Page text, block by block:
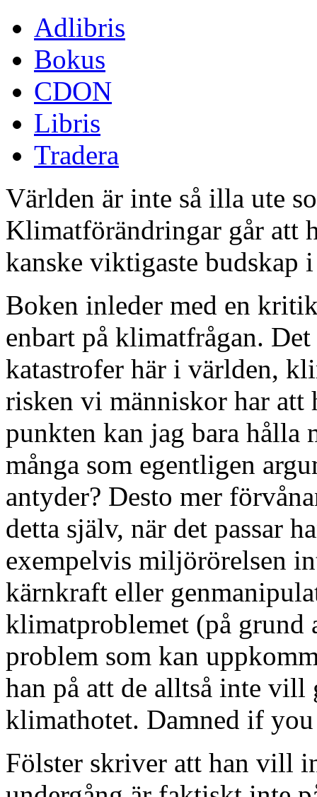
Adlibris
Bokus
CDON
Libris
Tradera
Världen är inte så illa ute
Klimatförändringar går att
kanske viktigaste budskap
Boken inleder med en
enbart på klimatfrågan.
katastrofer här i världen,
risken vi människor har att
punkten kan jag bara hålla
många som egentligen
antyder? Desto mer
detta själv, när det passar
exempelvis miljörörelsen
kärnkraft eller
klimatproblemet (på grund
problem som kan
han på att de alltså inte
klimathotet. Damned if
Fölster skriver att han vill